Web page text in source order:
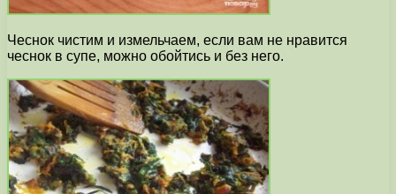
Чеснок чистим и измельчаем, если вам не нравится
чеснок в супе, можно обойтись и без него.